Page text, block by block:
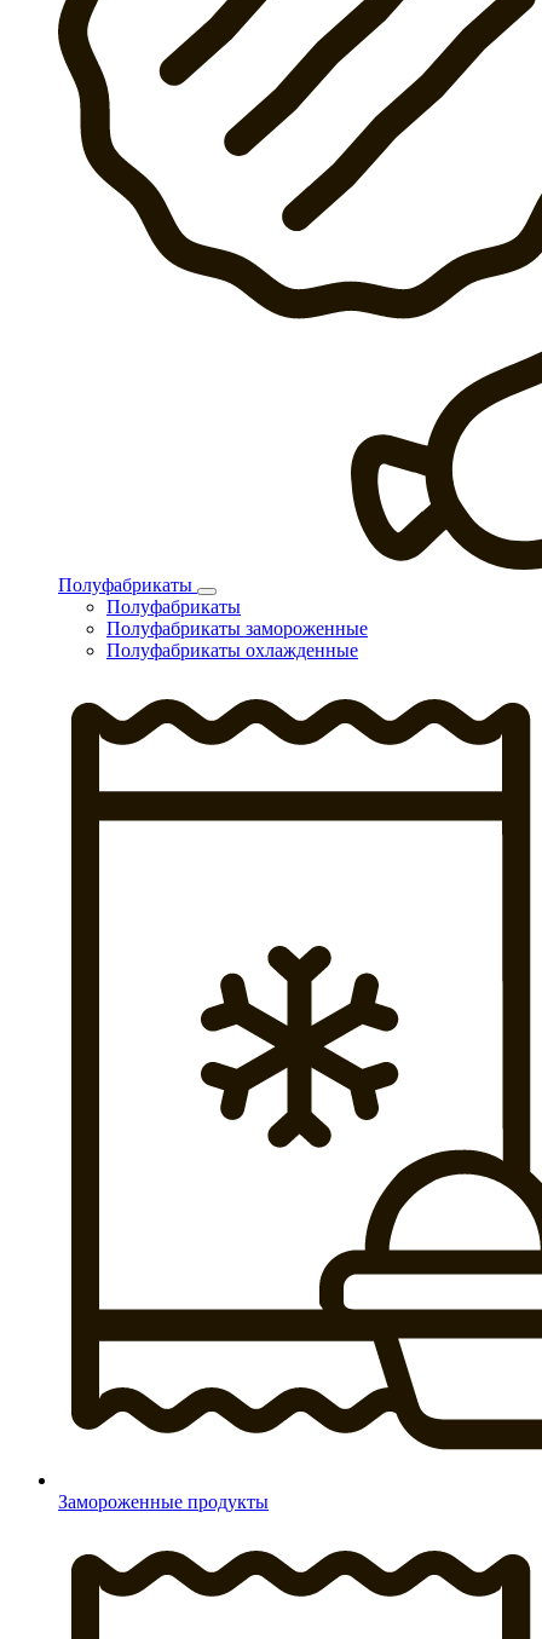
Полуфабрикаты
Полуфабрикаты
Полуфабрикаты замороженные
Полуфабрикаты охлажденные
Замороженные продукты